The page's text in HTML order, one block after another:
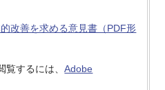
改善を求める意見書（PDF形
覧するには、Adobe